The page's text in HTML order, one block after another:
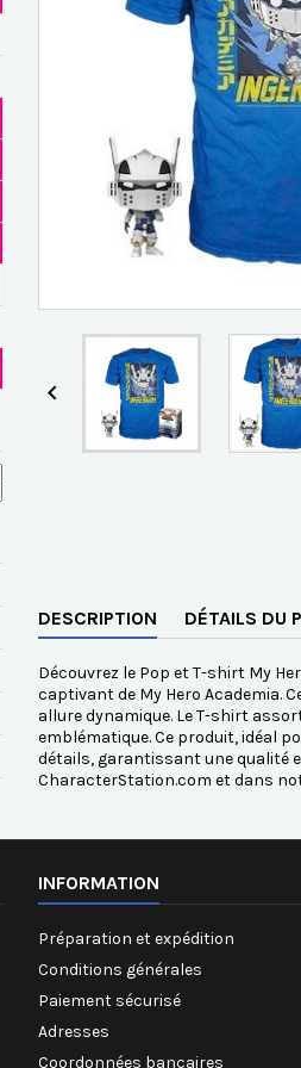

DESCRIPTION DÉTAILS DU
Découvrez le Pop et T-shirt My
captivant de My Hero Academia.
allure dynamique. Le T-shirt
emblématique. Ce produit, idéal
détails, garantissant une qualité
CharacterStation.com et dans
INFORMATION
Préparation et expédition
Conditions générales
Paiement sécurisé
Adresses
Coordonnées bancaires